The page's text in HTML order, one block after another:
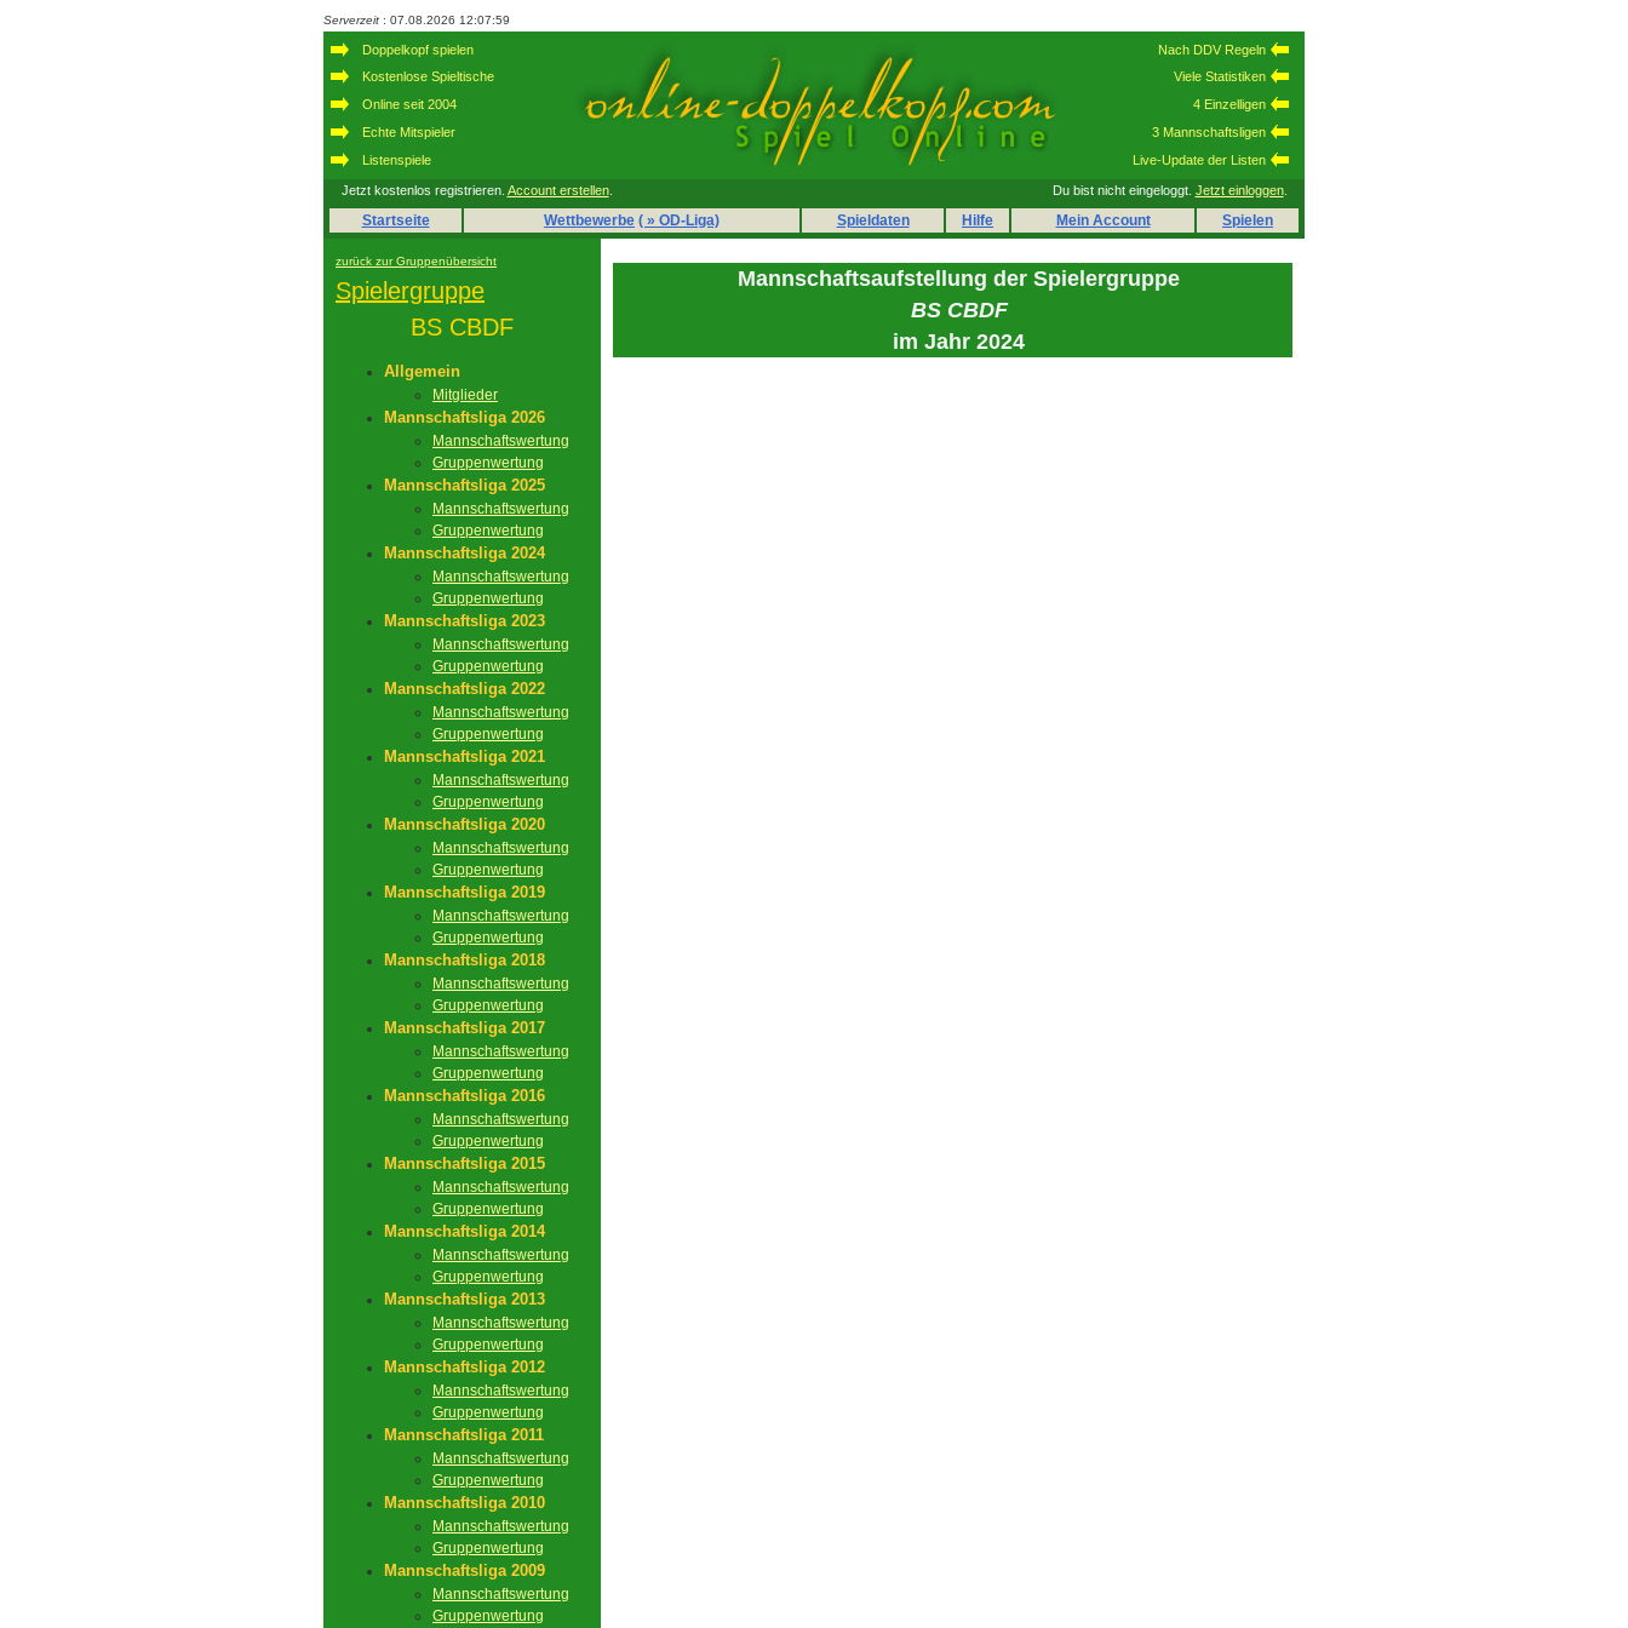
Serverzeit : 07.08.2026 12:07:59
Doppelkopf spielen
Kostenlose Spieltische
Online seit 2004
Echte Mitspieler
Listenspiele
Nach DDV Regeln
Viele Statistiken
4 Einzelligen
3 Mannschaftsligen
Live-Update der Listen
Jetzt kostenlos registrieren. Account erstellen. Du bist nicht eingeloggt. Jetzt einloggen.
Startseite Wettbewerbe ( » OD-Liga) Spieldaten Hilfe Mein Account Spielen
zurück zur Gruppenübersicht
Spielergruppe
BS CBDF
Allgemein
Mitglieder
Mannschaftsliga 2026
Mannschaftswertung
Gruppenwertung
Mannschaftsliga 2025
Mannschaftswertung
Gruppenwertung
Mannschaftsliga 2024
Mannschaftswertung
Gruppenwertung
Mannschaftsliga 2023
Mannschaftswertung
Gruppenwertung
Mannschaftsliga 2022
Mannschaftswertung
Gruppenwertung
Mannschaftsliga 2021
Mannschaftswertung
Gruppenwertung
Mannschaftsliga 2020
Mannschaftswertung
Gruppenwertung
Mannschaftsliga 2019
Mannschaftswertung
Gruppenwertung
Mannschaftsliga 2018
Mannschaftswertung
Gruppenwertung
Mannschaftsliga 2017
Mannschaftswertung
Gruppenwertung
Mannschaftsliga 2016
Mannschaftswertung
Gruppenwertung
Mannschaftsliga 2015
Mannschaftswertung
Gruppenwertung
Mannschaftsliga 2014
Mannschaftswertung
Gruppenwertung
Mannschaftsliga 2013
Mannschaftswertung
Gruppenwertung
Mannschaftsliga 2012
Mannschaftswertung
Gruppenwertung
Mannschaftsliga 2011
Mannschaftswertung
Gruppenwertung
Mannschaftsliga 2010
Mannschaftswertung
Gruppenwertung
Mannschaftsliga 2009
Mannschaftswertung
Gruppenwertung
Mannschaftsaufstellung der Spielergruppe
BS CBDF
im Jahr 2024